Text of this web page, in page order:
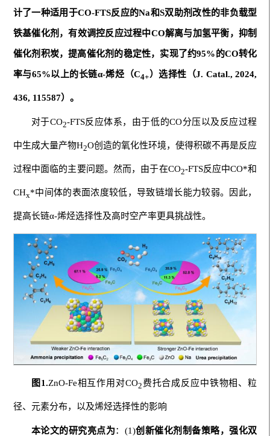
计了一种适用于CO-FTS反应的Na和S双助剂改性的非负载型
铁基催化剂，有效调控反应过程中CO解离与加氢平衡，抑制
催化剂 积炭，提高催化剂的稳定性， 实现了约95%的CO转化
率与65%以上的长链α-烯烃 （C4+）选择性（J. Catal., 2024,
436, 115587）。
对于CO2-FTS反应体系，由于低的CO分压以及反应过程
中生成大量产物H2O创造的氧化性环境，使得积碳不再是反应
过程中面临的主要问题。然而，由于在CO2-FTS反应中CO*和
CHx*中间体的表面浓度较低，导致链增长能力较弱。因此，
提高长链α-烯烃选择性及高时空产率更具挑战性。
图1.ZnO-Fe相互作用对CO2 费托合成反应中铁物相、粒
径、元素分布，以及烯烃选择性的影响
本论文的研究亮点为：(1)创新催化剂制备策略，强化双